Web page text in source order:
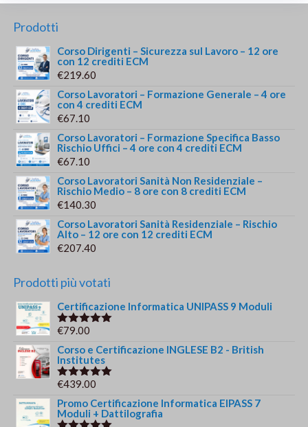
Prodotti
Corso Dirigenti – Sicurezza sul Lavoro – 12 ore
con 12 crediti ECM
€219.60
Corso Lavoratori – Formazione Generale – 4 ore
con 4 crediti ECM
€67.10
Corso Lavoratori – Formazione Specifica Basso
Rischio Uffici – 4 ore con 4 crediti ECM
€67.10
Corso Lavoratori Sanità Non Residenziale –
Rischio Medio – 8 ore con 8 crediti ECM
€140.30
Corso Lavoratori Sanità Residenziale – Rischio
Alto – 12 ore con 12 crediti ECM
€207.40
Prodotti più votati
Certificazione Informatica UNIPASS 9 Moduli
Valutato
€79.00
Corso e Certificazione INGLESE B2 - British
Institutes
Valutato
€439.00
Promo Certificazione Informatica EIPASS 7
Moduli + Dattilografia